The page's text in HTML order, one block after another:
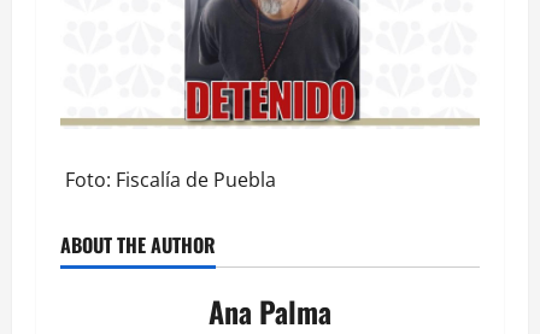
Foto: Fiscalía de Puebla
ABOUT THE AUTHOR
Ana Palma